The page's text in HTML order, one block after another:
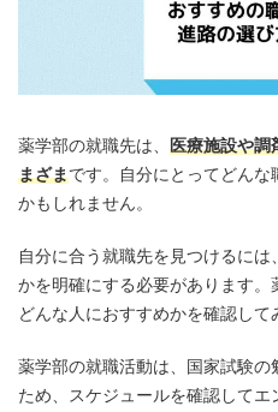
薬学部の就職先は、 医療施設や調
まざまです。自分にとってどんな
かもしれません。
自分に合う就職先を見つけるに
かを明確にする必要があります。
どんな人におすすめかを確認して
薬学部の就職活動は、国家試験
ため、スケジュールを確認して